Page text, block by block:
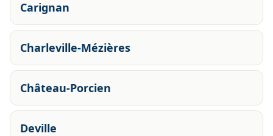
Carignan
Charleville-Mézières
Château-Porcien
Deville